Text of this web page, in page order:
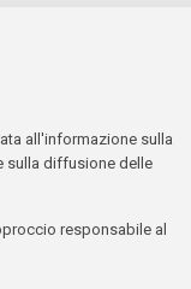
all'informazione sulla
sulla diffusione delle
responsabile al